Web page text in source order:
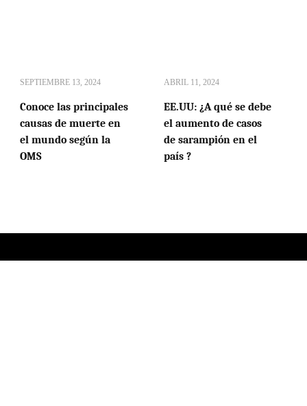
SEPTIEMBRE 13, 2024
Conoce las principales
causas de muerte en
el mundo según la
OMS
ABRIL 11, 2024
EE.UU: ¿A qué se debe
el aumento de casos
de sarampión en el
país ?